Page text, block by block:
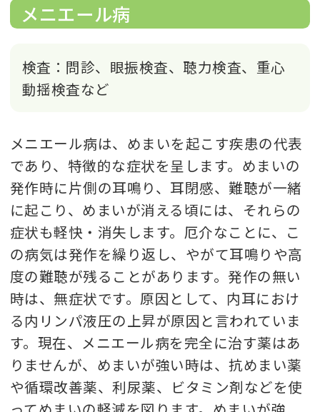
メニエール病
検査：問診、眼振検査、聴力検査、重心
動揺検査など
メニエール病は、めまいを起こす疾患の代表
であり、特徴的な症状を呈します。めまいの
発作時に片側の耳鳴り、耳閉感、難聴が一緒
に起こり、めまいが消える頃には、それらの
症状も軽快・消失します。厄介なことに、こ
の病気は発作を繰り返し、やがて耳鳴りや高
度の難聴が残ることがあります。発作の無い
時は、無症状です。原因として、内耳におけ
る内リンパ液圧の上昇が原因と言われていま
す。現在、メニエール病を完全に治す薬はあ
りませんが、めまいが強い時は、抗めまい薬
や循環改善薬、利尿薬、ビタミン剤などを使